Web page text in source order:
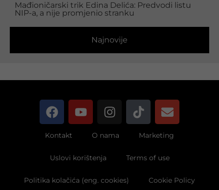
Najnovije
Mađioničarski trik Edina Delića: Predvodi listu
NIP-a, a nije promjenio stranku
Kontakt O nama Marketing
Uslovi korištenja Terms of use
Politika kolačića (eng. cookies) Cookie Policy